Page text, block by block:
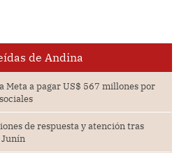
de Andina
Meta a pagar US$ 567 millones por
de respuesta y atención tras